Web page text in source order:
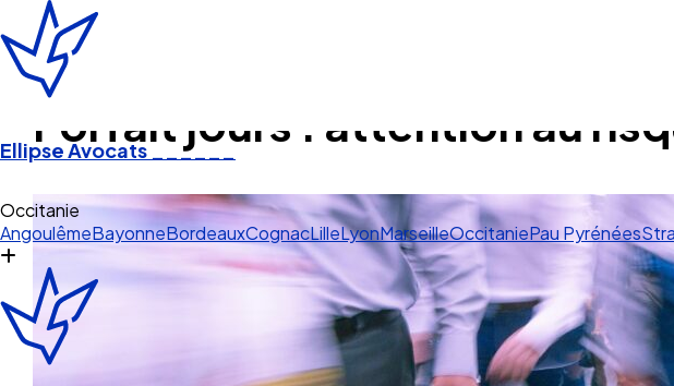
Ellipse Avocats______
Str
AngoulêmeBayonneBordeauxCognacLilleLyonMarseilleOccitaniePau Pyrénées
Forfait jours : attention au